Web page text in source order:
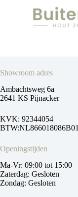
Showroom adres
Ambachtsweg 6a
2641 KS Pijnacker
KVK: 92344054
BTW:NL866018086B01
Openingstijden
Ma-Vr: 09:00 tot 15:00
Zaterdag: Gesloten
Zondag: Gesloten